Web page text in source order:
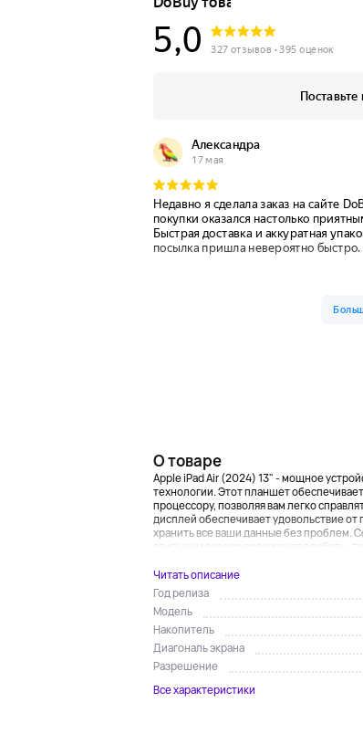
О товаре
Apple iPad Air (2024) 13" - мощное
технологии. Этот планшет
процессору, позволяя вам легко
дисплей обеспечивает удовольствие
хранить все ваши данные без проблем.
стильным аксессуаром как для работы,
Читать описание
Год релиза
Модель
Накопитель
Диагональ экрана
Разрешение
Все характеристики